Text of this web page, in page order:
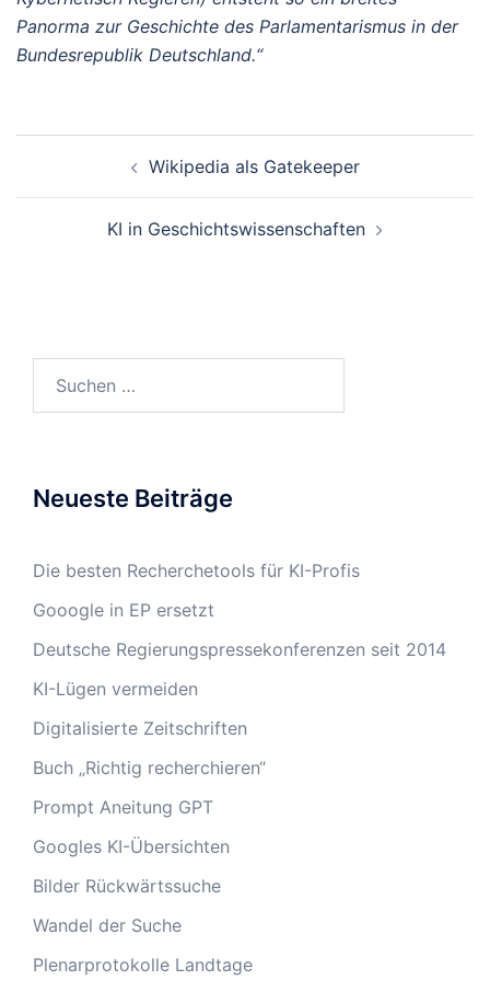
Panorma zur Geschichte des Parlamentarismus in der
Bundesrepublik Deutschland.“
NavigationWikipedia als Gatekeeper
KI in Geschichtswissenschaften
Neueste Beiträge
Die besten Recherchetools für KI-Profis
Gooogle in EP ersetzt
Deutsche Regierungspressekonferenzen seit 2014
KI-Lügen vermeiden
Digitalisierte Zeitschriften
Buch „Richtig recherchieren“
Prompt Aneitung GPT
Googles KI-Übersichten
Bilder Rückwärtssuche
Wandel der Suche
Plenarprotokolle Landtage